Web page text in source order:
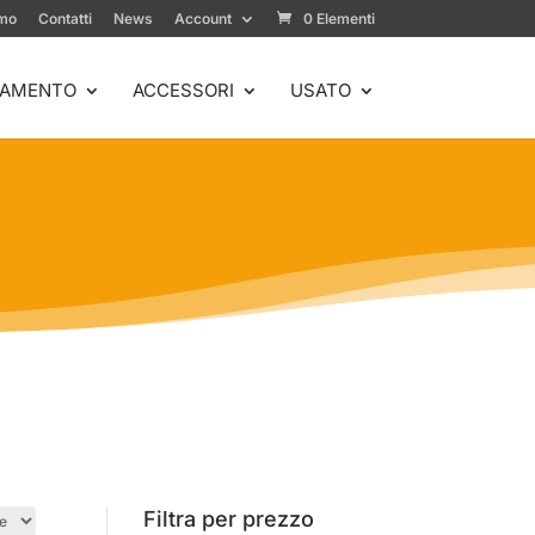
Contatti News Account 0 Elementi
ACCESSORI USATO
Filtra per prezzo